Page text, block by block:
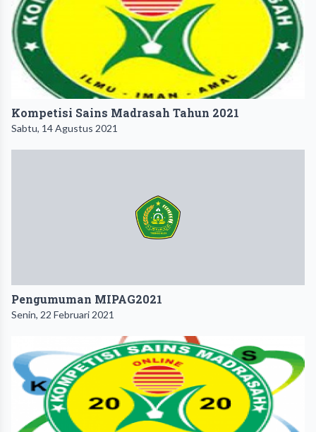
Kompetisi Sains Madrasah Tahun 2021
Sabtu, 14 Agustus 2021
Pengumuman MIPAG2021
Senin, 22 Februari 2021